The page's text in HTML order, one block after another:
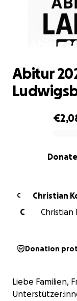
Abitur
0% complete
Donate
Abitur
C
Christian
C
Christian
Donation
Liebe Familien,